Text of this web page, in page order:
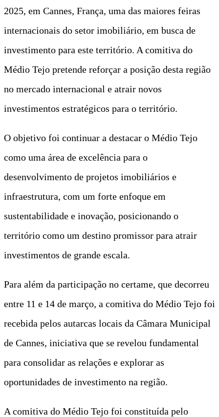
2025, em Cannes, França, uma das maiores feiras
internacionais do setor imobiliário, em busca de
investimento para este território. A comitiva do
Médio Tejo pretende reforçar a posição desta região
no mercado internacional e atrair novos
investimentos estratégicos para o território.
O objetivo foi continuar a destacar o Médio Tejo
como uma área de excelência para o
desenvolvimento de projetos imobiliários e
infraestrutura, com um forte enfoque em
sustentabilidade e inovação, posicionando o
território como um destino promissor para atrair
investimentos de grande escala.
Para além da participação no certame, que decorreu
entre 11 e 14 de março, a comitiva do Médio Tejo foi
recebida pelos autarcas locais da Câmara Municipal
de Cannes, iniciativa que se revelou fundamental
para consolidar as relações e explorar as
oportunidades de investimento na região.
A comitiva do Médio Tejo foi constituída pelo